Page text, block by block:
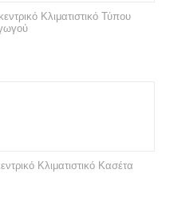
Κλιματιστικό Τύπου
Κλιματιστικό Κασέτα